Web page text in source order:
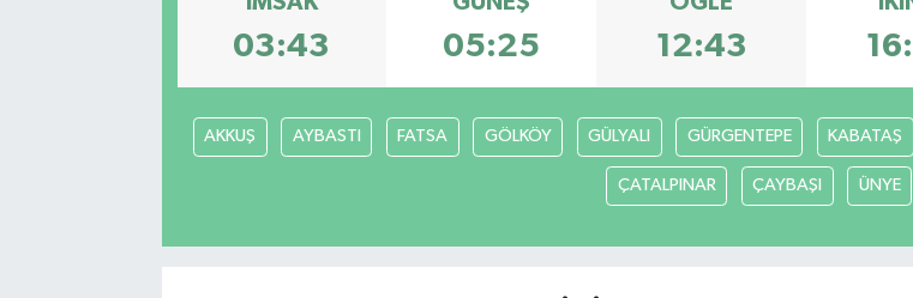
03:43 05:25 12:43
AKKUŞ AYBASTI FATSA GÖLKÖY GÜLYALI GÜRGENTEPE KABATAŞ
ÇATALPINAR ÇAYBAŞI ÜNYE